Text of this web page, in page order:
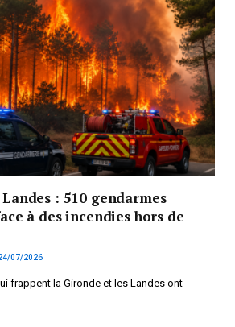
: 510 gendarmes
à des incendies hors de
07/2026
frappent la Gironde et les Landes ont